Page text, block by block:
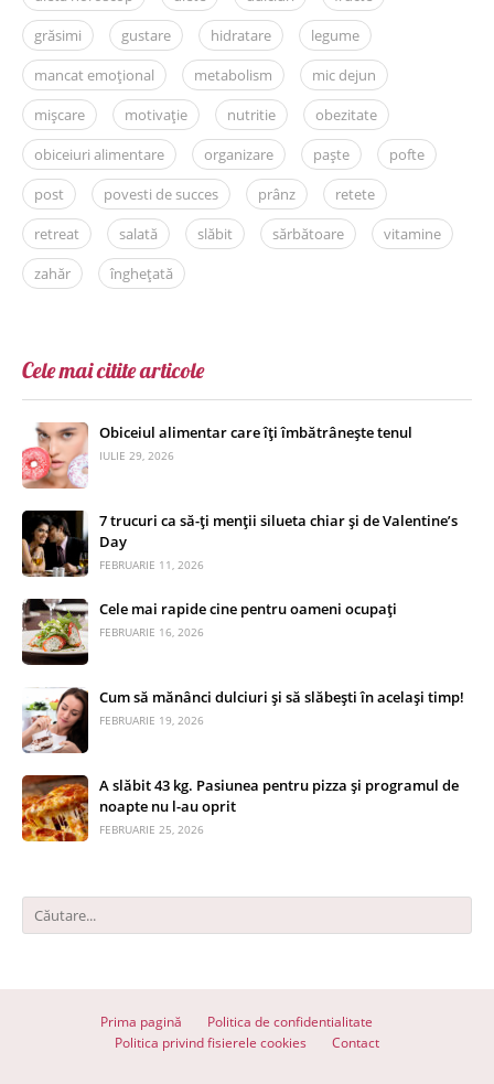
grăsimi
gustare hidratare
legume
mancat emoțional
metabolism
mic dejun
mișcare
motivație nutritie
obezitate
obiceiuri alimentare
organizare paște
pofte
post
povesti de succes prânz
retete
retreat
salată slăbit sărbătoare
vitamine
zahăr
înghețată
Cele mai citite articole
Obiceiul alimentar care îți îmbătrânește tenul
IULIE 29, 2026
7 trucuri ca să-ți menții silueta chiar și de Valentine’s
Day
FEBRUARIE 11, 2026
Cele mai rapide cine pentru oameni ocupați
FEBRUARIE 16, 2026
Cum să mănânci dulciuri și să slăbești în același timp!
FEBRUARIE 19, 2026
A slăbit 43 kg. Pasiunea pentru pizza și programul de
noapte nu l-au oprit
FEBRUARIE 25, 2026
Prima pagină
Politica de confidentialitate
Politica privind fisierele cookies
Contact